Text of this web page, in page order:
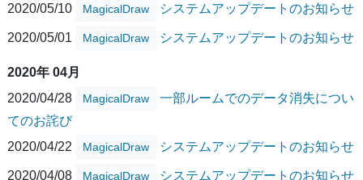
2020/05/10 MagicalDraw システムアップデートのお知らせ
2020/05/01 MagicalDraw システムアップデートのお知らせ
2020年 04月
2020/04/28
MagicalDraw
一部ルームでのデータ消失につい
てのお詫び
2020/04/22
MagicalDraw システムアップデートのお知らせ
2020/04/08 MagicalDraw システムアップデートのお知らせ